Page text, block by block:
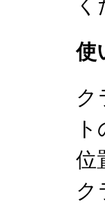
使
ク
位
ク